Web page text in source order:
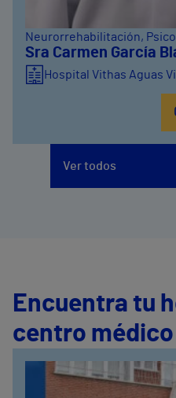
Neurorrehabilitación,
Sra Carmen García
Hospital Vithas Aguas
Ver todos
Encuentra tu
centro